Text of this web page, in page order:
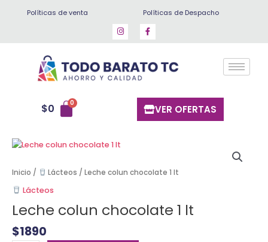
Políticas de venta Políticas de Despacho
$0 VER OFERTAS
Inicio / Lácteos / Leche colun chocolate 1 lt
Lácteos
Leche colun chocolate 1 lt
$1890
Leche
chocolate
lt
cantidad